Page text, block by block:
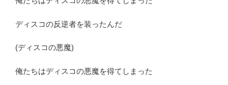
ディスコの反逆者を装ったんだ
(ディスコの悪魔)
俺たちはディスコの悪魔を得てしまった